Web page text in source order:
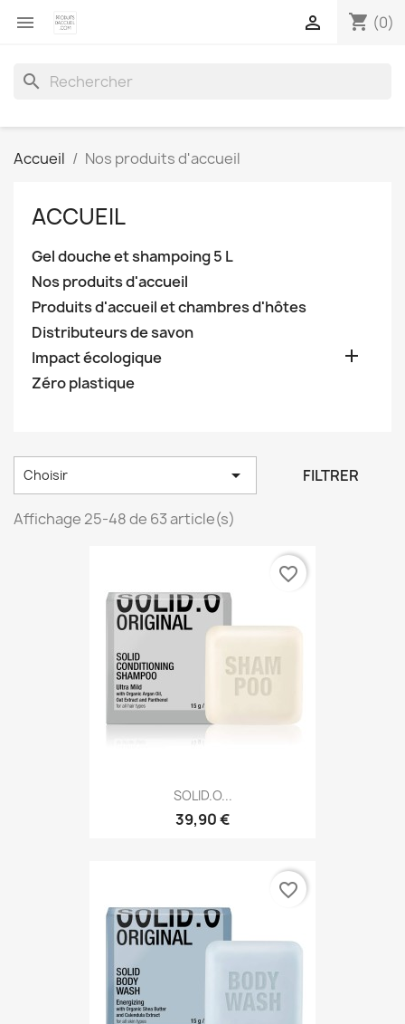
 shopping_cart (0)

search
Accueil Nos produits d'accueil
ACCUEIL
Gel douche et shampoing 5 L
Nos produits d'accueil
Produits d'accueil et chambres d'hôtes
Distributeurs de savon
Impact écologique

Zéro plastique
Choisir  FILTRER
Affichage 25-48 de 63 article(s)
SOLID.O...
39,90 €
favorite_border
favorite_border